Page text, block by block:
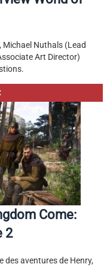
Michael Nuthals (Lead
Art Director)
Come:
2
des aventures de Henry,